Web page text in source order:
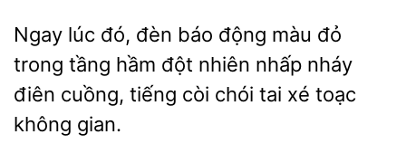
Ngay lúc đó, đèn báo
màu đỏ
trong tầng
đột nhiên
nháy
điên cuồng, tiếng còi chói tai xé toạc
không gian.